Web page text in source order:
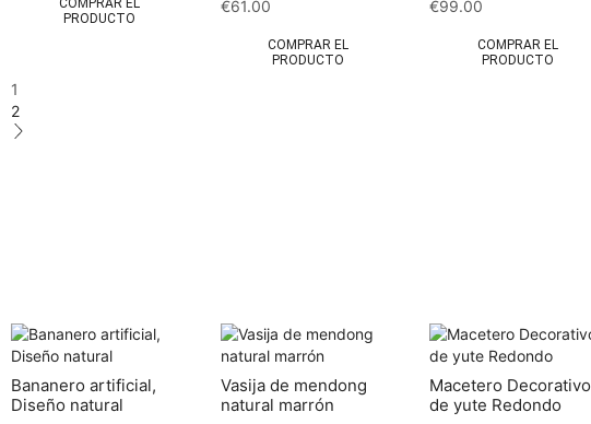
PRODUCTO
€61.00
COMPRAR EL
PRODUCTO
€99.00
COMPRAR EL
PRODUCTO
1
2
Bananero artificial,
Diseño natural
Vasija de mendong
natural marrón
Macetero Decorativo
de yute Redondo